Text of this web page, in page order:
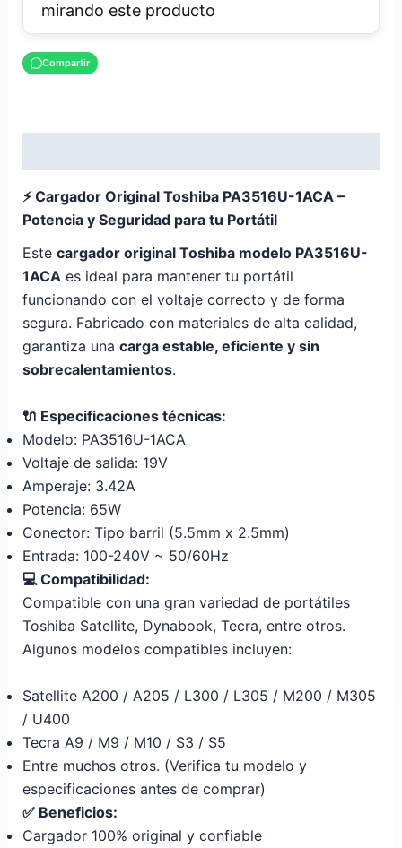
mirando este producto
Compartir
⚡ Cargador Original Toshiba PA3516U-1ACA –
Potencia y Seguridad para tu Portátil
Este cargador original Toshiba modelo PA3516U-
1ACAes ideal para mantener tu portátil
funcionando con el voltaje correcto y de forma
segura. Fabricado con materiales de alta calidad,
garantiza una carga estable, eficiente y sin
sobrecalentamientos.
🔌 Especificaciones técnicas:
Modelo: PA3516U-1ACA
Voltaje de salida: 19V
Amperaje: 3.42A
Potencia: 65W
Conector: Tipo barril (5.5mm x 2.5mm)
Entrada: 100-240V ~ 50/60Hz
💻 Compatibilidad:
Compatible con una gran variedad de portátiles
Toshiba Satellite, Dynabook, Tecra, entre otros.
Algunos modelos compatibles incluyen:
Satellite A200 / A205 / L300 / L305 / M200 / M305
/ U400
Tecra A9 / M9 / M10 / S3 / S5
Entre muchos otros. (Verifica tu modelo y
especificaciones antes de comprar)
✅ Beneficios:
Cargador 100% original y confiable